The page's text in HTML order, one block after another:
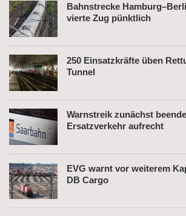
Bahnstrecke
vierte Zug pünktlich
250 Einsatzkräfte üben
Tunnel
Warnstreik zunächst
Ersatzverkehr aufrecht
EVG warnt vor weiterem
DB Cargo